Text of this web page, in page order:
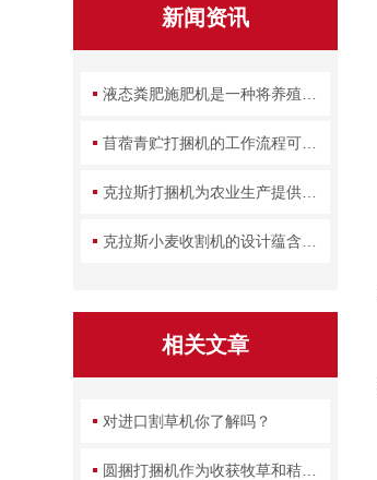
新闻资讯
相关文章
对进口割草机你了解吗？